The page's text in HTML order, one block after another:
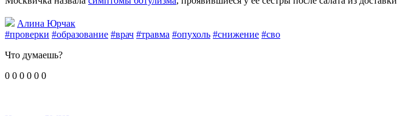
Алина Юрчак
#проверки #образование #врач #травма #опухоль #снижение #сво
Что думаешь?
0 0 0 0 0 0